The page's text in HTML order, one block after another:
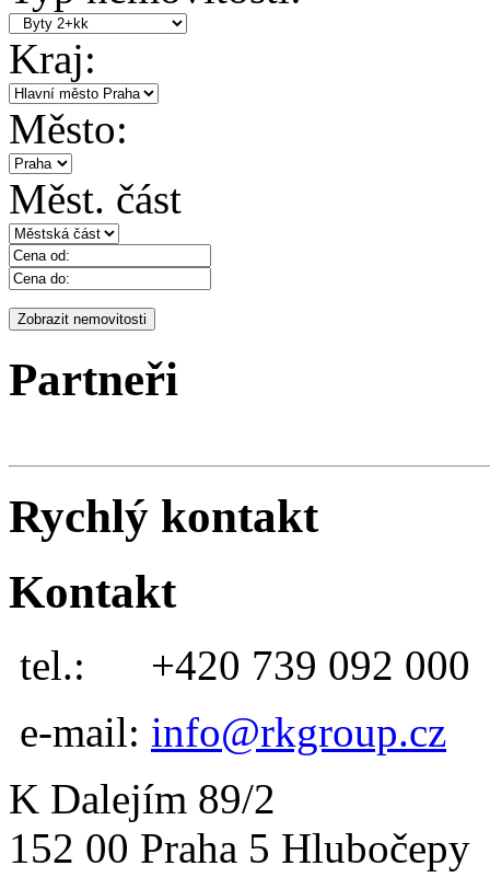
Kraj:
Město:
Měst. část
Partneři
Rychlý kontakt
Kontakt
tel.: +420 739 092 000
e-mail: info@rkgroup.cz
K Dalejím 89/2
152 00 Praha 5 Hlubočepy